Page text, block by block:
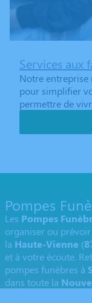
Services aux
Notre entreprise
pour simplifier
permettre de
Pompes
Les Pompes
organiser ou
la Haute-Vienne (
et à votre écoute.
pompes funèbres à
dans toute la